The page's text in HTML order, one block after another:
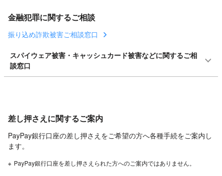
金融犯罪に関するご相談
振り込め詐欺被害ご相談窓口
スパイウェア被害・キャッシュカード被害などに関するご相
談窓口
差し押さえに関するご案内
PayPay銀行口座の差し押さえをご希望の方へ各種手続をご案内し
ます。
※ PayPay銀行口座を差し押さえられた方へのご案内ではありません。